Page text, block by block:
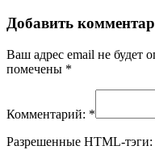
Добавить
Ваш адрес email не будет
помечены *
Комментарий: *
Разрешенные HTML-тэги: